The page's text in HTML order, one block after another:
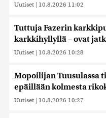
Uutiset | 10.8.2026 11:02
Tuttuja Fazerin
karkkihyllyllä – ovat
Uutiset | 10.8.2026 10:28
Mopoilijan Tuusulassa
epäillään kolmesta
Uutiset | 10.8.2026 10:27